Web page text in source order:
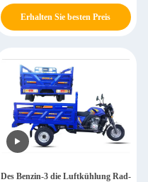
Erhalten Sie besten Preis
Des Benzin-3 die Luftkühlung Rad-